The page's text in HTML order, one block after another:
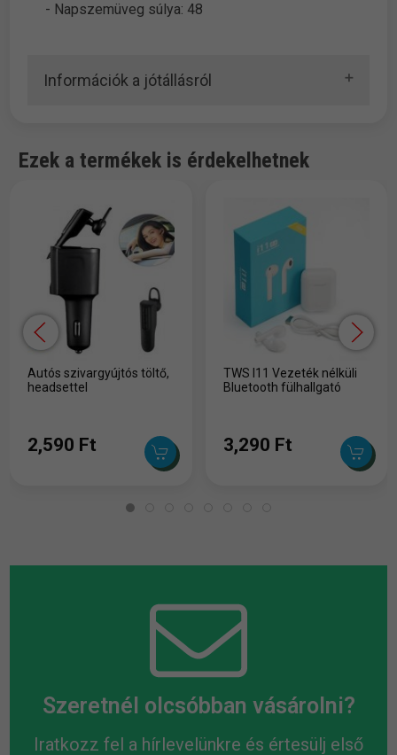
- Napszemüveg súlya: 48
Információk a jótállásról
Ezek a termékek is érdekelhetnek
Autós szivargyújtós töltő,
headsettel
2,590 Ft
TWS I11 Vezeték nélküli
Bluetooth fülhallgató
3,290 Ft
Szeretnél olcsóbban vásárolni?
Iratkozz fel a hírlevelünkre és értesülj első